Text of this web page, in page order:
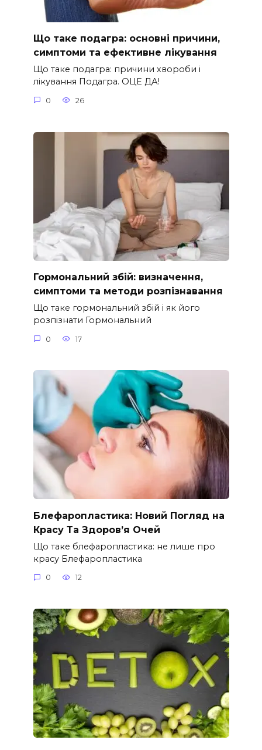
Що таке подагра: основні причини,
симптоми та ефективне лікування
Що таке подагра: причини хвороби і
лікування Подагра. ОЦЕ ДА!
0 26
Гормональний збій: визначення,
симптоми та методи розпізнавання
Що таке гормональний збій і як його
розпізнати Гормональний
0 17
Блефаропластика: Новий Погляд на
Красу Та Здоров’я Очей
Що таке блефаропластика: не лише про
красу Блефаропластика
0 12